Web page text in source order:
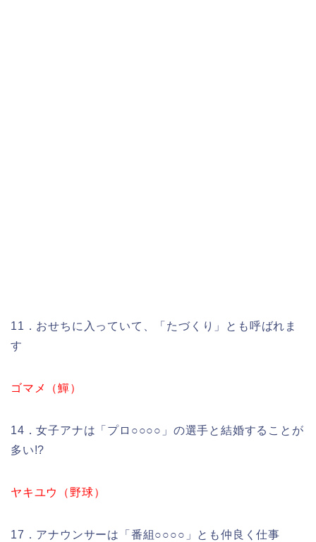
11．おせちに入っていて、「たづくり」とも呼ばれま
す
ゴマメ（鱓）
14．女子アナは「プロ○○○○」の選手と結婚することが
多い!?
ヤキユウ（野球）
17．アナウンサーは「番組○○○○」とも仲良く仕事